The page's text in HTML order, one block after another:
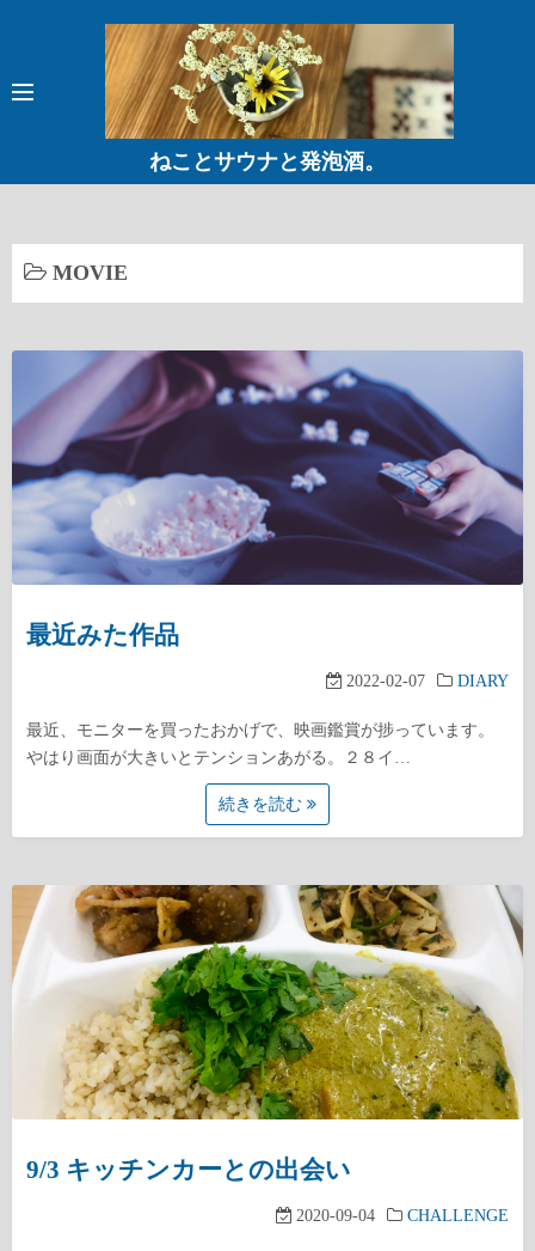
ン
ねことサウナと発泡酒。
MOVIE
最近みた作品
2022-02-07 DIARY
最近、モニターを買ったおかげで、映画鑑賞が捗っています。
やはり画面が大きいとテンションあがる。２８イ…
続きを読む
9/3 キッチンカーとの出会い
2020-09-04 CHALLENGE